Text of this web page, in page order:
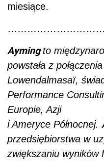
miesiące.
Aymingto
powstała z
Lowendalmasaï,
Performance
Europie, Azji
i Ameryce Północnej.
przedsiębiorstwa w
zwiększaniu wyników